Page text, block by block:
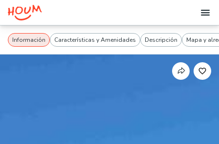
Información Características y Amenidades Descripción Mapa y